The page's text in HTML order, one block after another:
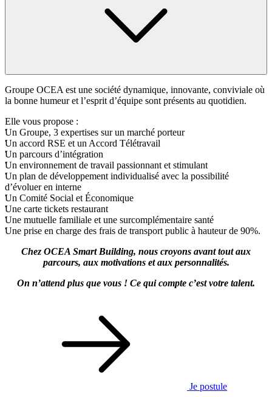
Groupe OCEA est une société dynamique, innovante, conviviale où
la bonne humeur et l’esprit d’équipe sont présents au quotidien.
Elle vous propose :
Un Groupe, 3 expertises sur un marché porteur
Un accord RSE et un Accord Télétravail
Un parcours d’intégration
Un environnement de travail passionnant et stimulant
Un plan de développement individualisé avec la possibilité
d’évoluer en interne
Un Comité Social et Économique
Une carte tickets restaurant
Une mutuelle familiale et une surcomplémentaire santé
Une prise en charge des frais de transport public à hauteur de 90%.
Chez OCEA Smart Building, nous croyons avant tout aux
parcours, aux motivations et aux personnalités.
On n’attend plus que vous ! Ce qui compte c’est votre talent.
Je postule